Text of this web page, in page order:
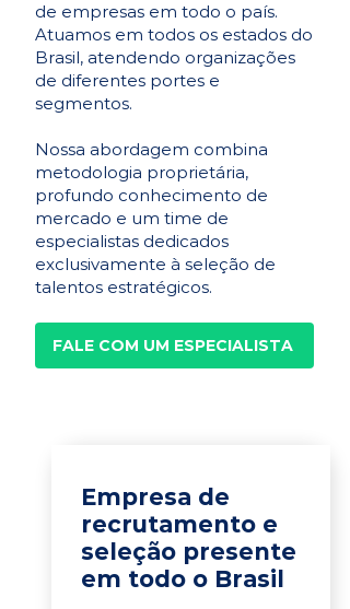
de empresas em todo o país.
Atuamos em todos os estados do
Brasil, atendendo organizações
de diferentes portes e
segmentos.
Nossa abordagem combina
metodologia proprietária,
profundo conhecimento de
mercado e um time de
especialistas dedicados
exclusivamente à seleção de
talentos estratégicos.
FALE COM UM ESPECIALISTA
Empresa de
recrutamento e
seleção presente
em todo o Brasil